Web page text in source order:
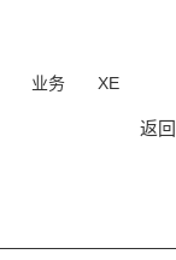
业务 XE
返回